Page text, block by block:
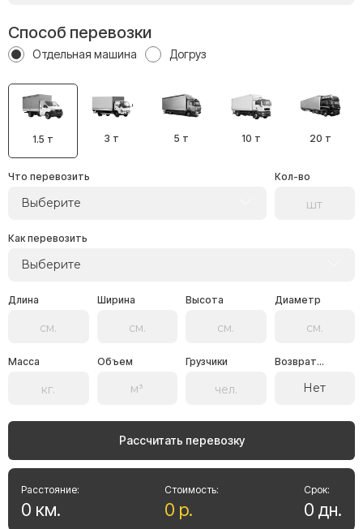
Способ перевозки
Отдельная машина Догруз
1.5 т 3 т 5 т 10 т 20 т
Что перевозить
Выберите
Кол-во
Как перевозить
Выберите
Длина Ширина Высота Диаметр
Масса Объем Грузчики Возврат...
Нет
Рассчитать перевозку
Стоимость:
0 р.
Расстояние:
0 км.
Срок:
0 дн.